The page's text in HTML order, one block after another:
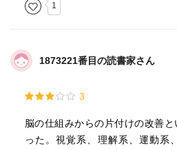
1
1873221番目の読書家さん
3
脳の仕組みからの片付けの改善
った。視覚系、理解系、運動系